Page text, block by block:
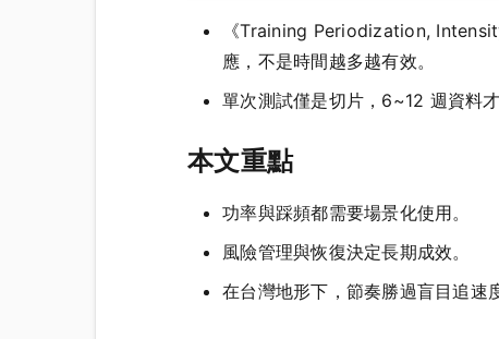
《Training Periodization,
應，不是時間越多越有效。
單次測試僅是切片，6~12 週資料才
本文重點
功率與踩頻都需要場景化使用。
風險管理與恢復決定長期成效。
在台灣地形下，節奏勝過盲目追速度